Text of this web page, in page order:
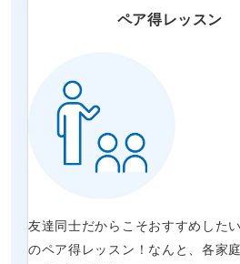
ペア得レッスン
友達同士だからこそおすすめした
のペア得レッスン！なんと、各家